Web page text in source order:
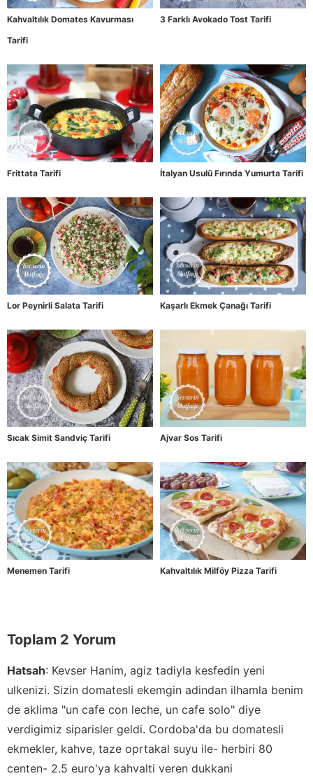
Kahvaltılık Domates Kavurması
Tarifi
3 Farklı Avokado Tost Tarifi
Frittata Tarifi İtalyan Usulü Fırında Yumurta Tarifi
Lor Peynirli Salata Tarifi Kaşarlı Ekmek Çanağı Tarifi
Sıcak Simit Sandviç Tarifi Ajvar Sos Tarifi
Menemen Tarifi Kahvaltılık Milföy Pizza Tarifi
Toplam 2 Yorum
Hatsah: Kevser Hanim, agiz tadiyla kesfedin yeni
ulkenizi. Sizin domatesli ekemgin adindan ilhamla benim
de aklima "un cafe con leche, un cafe solo" diye
verdigimiz siparisler geldi. Cordoba'da bu domatesli
ekmekler, kahve, taze oprtakal suyu ile- herbiri 80
centen- 2.5 euro'ya kahvalti veren dukkani